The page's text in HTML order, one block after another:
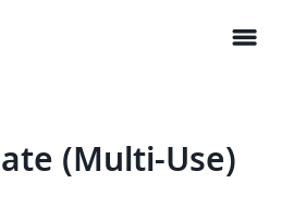
menu
(Multi-Use)